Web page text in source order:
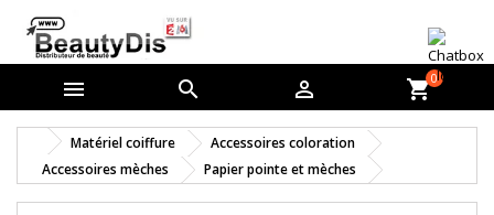
   shopping_cart0
Matériel coiffure
Accessoires coloration
Accessoires mèches
Papier pointe et mèches